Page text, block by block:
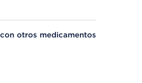
otros medicamentos